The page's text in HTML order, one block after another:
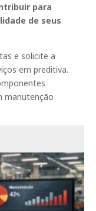
para
de seus
e solicite a
em preditiva.
manutenção